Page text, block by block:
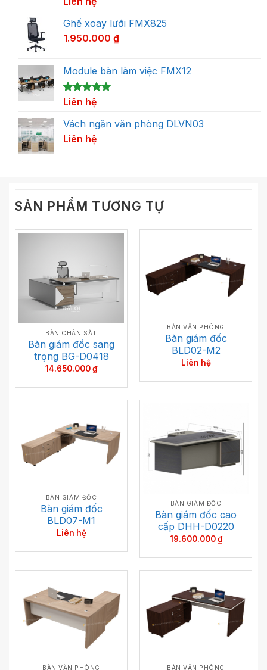
dựa trên
đánh giá
Ghế xoay lưới FMX825
1.950.000 ₫
Module bàn làm việc FMX12
5.00trên 5
dựa trên
1
đánh giá
Liên hệ
Vách ngăn văn phòng DLVN03
Liên hệ
SẢN PHẨM TƯƠNG TỰ
BÀN CHÂN SẮT
Bàn giám đốc sang
trọng BG-D0418
14.650.000₫
BÀN VĂN PHÒNG
Bàn giám đốc
BLD02-M2
Liên hệ
BÀN GIÁM ĐỐC
Bàn giám đốc
BLD07-M1
Liên hệ
BÀN GIÁM ĐỐC
Bàn giám đốc cao
cấp DHH-D0220
19.600.000₫
BÀN VĂN PHÒNG BÀN VĂN PHÒNG